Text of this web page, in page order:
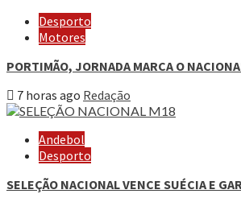
Desporto
Motores
PORTIMÃO, JORNADA MARCA O
7 horas ago Redação
Andebol
Desporto
SELEÇÃO NACIONAL VENCE SUÉCIA E